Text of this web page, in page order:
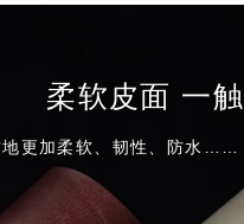
柔软皮面 一
更加柔软、韧性、防水